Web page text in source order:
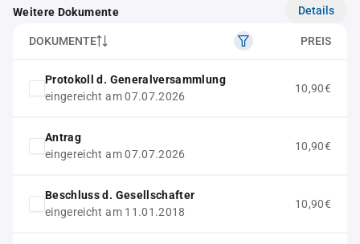
Weitere Dokumente Details
DOKUMENTE PREIS
Protokoll d. Generalversammlung
eingereicht am 07.07.2026
10,90€
Antrag
eingereicht am 07.07.2026
10,90€
Beschluss d. Gesellschafter
eingereicht am 11.01.2018
10,90€